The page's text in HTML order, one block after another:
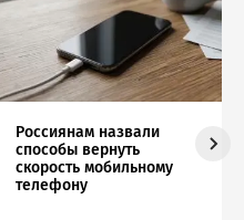
Россиянам назвали
способы вернуть
скорость мобильному
телефону